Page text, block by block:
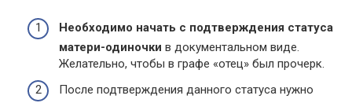
Необходимо начать с подтверждения статуса
матери-одиночки в документальном виде.
Желательно, чтобы в графе «отец» был прочерк.
После подтверждения данного статуса нужно